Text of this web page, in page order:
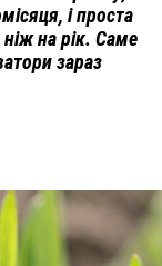
і проста
на рік. Саме
зараз